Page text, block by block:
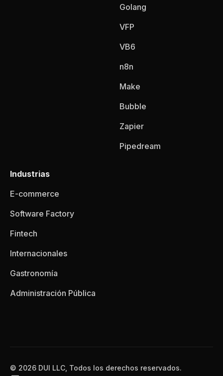
Golang
VFP
VB6
n8n
Make
Bubble
Zapier
Pipedream
Industrias
E-commerce
Software Factory
Fintech
Internacionales
Gastronomía
Administración Pública
© 2026 DUI LLC, Todos los derechos reservados.